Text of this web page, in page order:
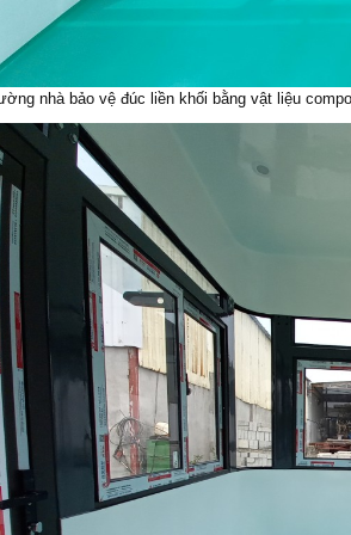
nhà bảo vệ đúc liền khối bằng vật liệu